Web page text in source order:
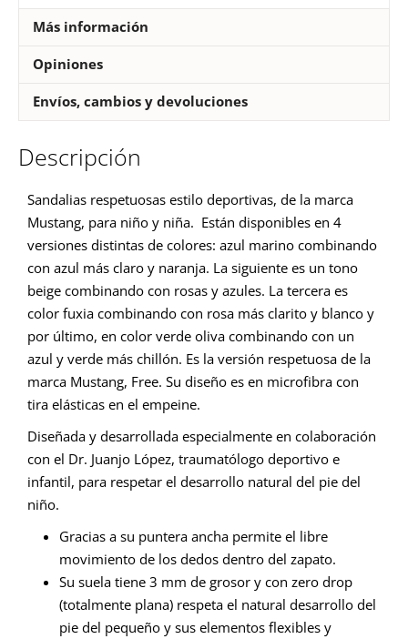
Más información
Opiniones
Envíos, cambios y devoluciones
Descripción
Sandalias respetuosas estilo deportivas, de la marca
Mustang, para niño y niña. Están disponibles en 4
versiones distintas de colores: azul marino combinando
con azul más claro y naranja. La siguiente es un tono
beige combinando con rosas y azules. La tercera es
color fuxia combinando con rosa más clarito y blanco y
por último, en color verde oliva combinando con un
azul y verde más chillón. Es la versión respetuosa de la
marca Mustang, Free. Su diseño es en microfibra con
tira elásticas en el empeine.
Diseñada y desarrollada especialmente en colaboración
con el Dr. Juanjo López, traumatólogo deportivo e
infantil, para respetar el desarrollo natural del pie del
niño.
Gracias a su puntera ancha permite el libre
movimiento de los dedos dentro del zapato.
Su suela tiene 3 mm de grosor y con zero drop
(totalmente plana) respeta el natural desarrollo del
pie del pequeño y sus elementos flexibles y